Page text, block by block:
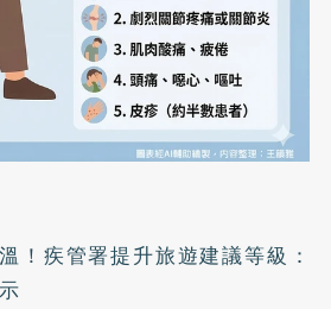
！疾管署提升旅遊建議等級：